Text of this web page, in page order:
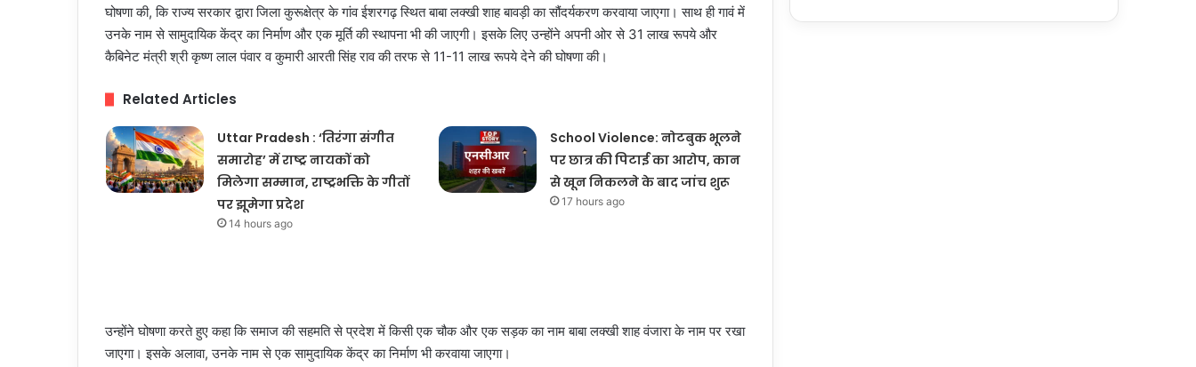
घोषणा की, कि राज्य सरकार द्वारा जिला कुरूक्षेत्र के गांव ईशरगढ़ स्थित बाबा लक्खी शाह बावड़ी का सौंदर्यकरण करवाया जाएगा। साथ ही गावं में
उनके नाम से सामुदायिक केंद्र का निर्माण और एक मूर्ति की स्थापना भी की जाएगी। इसके लिए उन्होंने अपनी ओर से 31 लाख रूपये और
कैबिनेट मंत्री श्री कृष्ण लाल पंवार व कुमारी आरती सिंह राव की तरफ से 11-11 लाख रूपये देने की घोषणा की।
Related Articles
Uttar Pradesh : ‘तिरंगा संगीत
समारोह’ में राष्ट्र नायकों को
मिलेगा सम्मान, राष्ट्रभक्ति के गीतों
पर झूमेगा प्रदेश
14 hours ago
School Violence: नोटबुक भूलने
पर छात्र की पिटाई का आरोप, कान
से खून निकलने के बाद जांच शुरू
17 hours ago
उन्होंने घोषणा करते हुए कहा कि समाज की सहमति से प्रदेश में किसी एक चौक और एक सड़क का नाम बाबा लक्खी शाह वंजारा के नाम पर रखा
जाएगा। इसके अलावा, उनके नाम से एक सामुदायिक केंद्र का निर्माण भी करवाया जाएगा।